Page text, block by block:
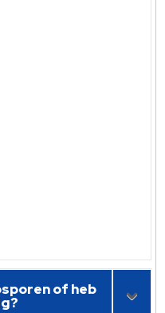
of heb